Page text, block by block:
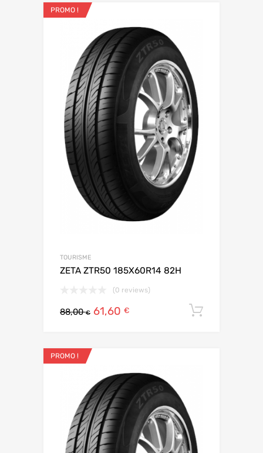
PROMO !
TOURISME
ZETA ZTR50 185X60R14 82H
(0 reviews)
88,00€ 61,60 €
PROMO !